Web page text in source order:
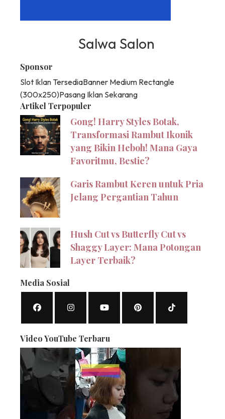
Salwa Salon
Sponsor
Slot Iklan TersediaBanner Medium Rectangle
(300x250)Pasang Iklan Sekarang
Artikel Terpopuler
Gong! Harry Styles Botak,
Transformasi Rambut Ikonik
yang Bikin Heboh! Mana Gaya
Favoritmu, Bestie?
Garis Rambut Keren untuk Pria
Jelang Pergantian Tahun
Hush Cut vs Butterfly Cut vs
Shaggy Layer: Mana Potongan
Layer Terbaik?
Media Sosial
Video YouTube Terbaru